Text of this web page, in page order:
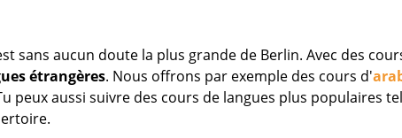
sans aucun doute la plus grande de Berlin. Avec des
étrangères. Nous offrons par exemple des cours d'
peux aussi suivre des cours de langues plus populaires